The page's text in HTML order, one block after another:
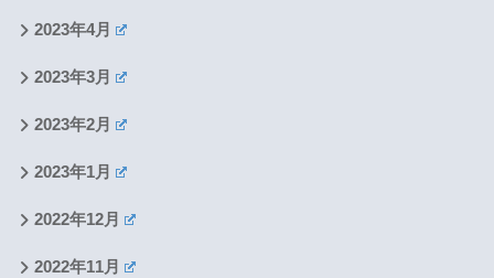
2023年4月
2023年3月
2023年2月
2023年1月
2022年12月
2022年11月